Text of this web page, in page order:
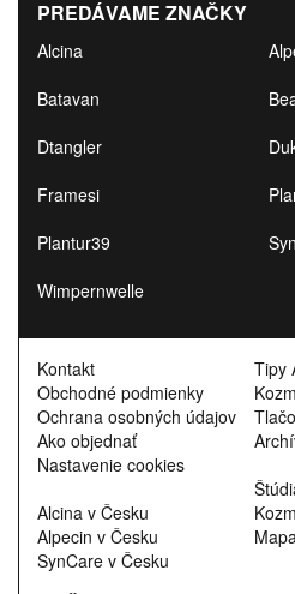
PREDÁVAME ZNAČKY
Alcina
Batavan
Dtangler
Framesi
Plantur39
Wimpernwelle
Kontakt
Obchodné podmienky
Ochrana osobných údajov
Ako objednať
Nastavenie cookies
Alcina v Česku
Alpecin v Česku
SynCare v Česku
Tipy